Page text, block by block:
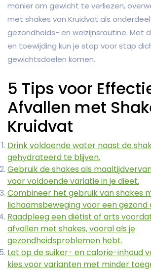
manier om gewicht te verliezen,
met shakes van Kruidvat als
gezondheids- en welzijnsroutine. Met
en toewijding kun je stap voor stap
gewichtsdoelen komen.
5 Tips voor
Afvallen met
Kruidvat
Drink voldoende water naast de
gehydrateerd te blijven.
Gebruik de shakes als
voor voldoende variatie in je dieet.
Combineer het gebruik van shakes
lichaamsbeweging voor een gezond
Raadpleeg een diëtist of arts
afvallen met shakes, vooral als je
gezondheidsproblemen hebt.
Let op de suiker- en calorie-inhoud
kies voor varianten met minder